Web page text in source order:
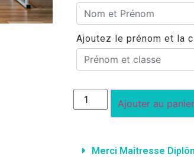
Ajoutez le prénom et la
Ajouter au
Merci Maîtresse